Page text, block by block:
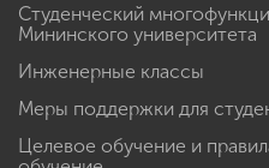
Студенческий
Мининского университета
Инженерные классы
Меры поддержки для
Целевое обучение и